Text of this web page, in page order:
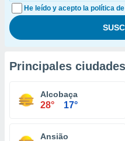
He leído y acepto la política
Principales ciudades
Alcobaça
28° 17°
Ansião